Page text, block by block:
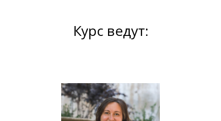
Курс ведут: